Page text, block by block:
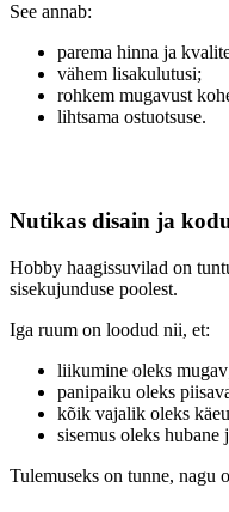
See annab:
parema hinna ja
vähem lisakulutusi;
rohkem mugavust
lihtsama ostuotsuse.
Nutikas disain ja
Hobby haagissuvilad on
sisekujunduse poolest.
Iga ruum on loodud nii, et:
liikumine oleks
panipaiku oleks
kõik vajalik oleks
sisemus oleks hubane
Tulemuseks on tunne, nagu